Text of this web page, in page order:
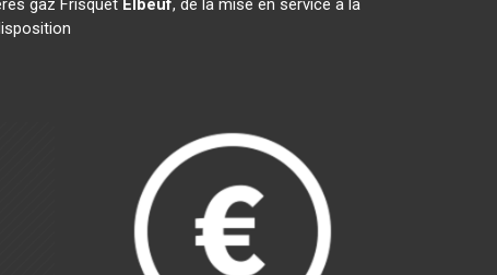
gaz Frisquet Elbeuf, de la mise en service à la